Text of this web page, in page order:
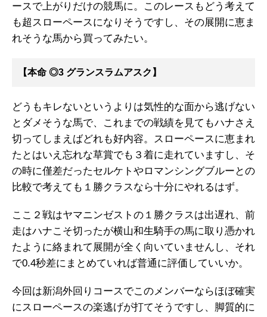
ースで上がりだけの競馬に。このレースもどう考えて
も超スローペースになりそうですし、その展開に恵ま
れそうな馬から買ってみたい。
【本命 ◎3 グランスラムアスク】
どうもキレないというよりは気性的な面から逃げない
とダメそうな馬で、これまでの戦績を見てもハナさえ
切ってしまえばどれも好内容。スローペースに恵まれ
たとはいえ忘れな草賞でも３着に走れていますし、そ
の時に僅差だったセルケトやロマンシングブルーとの
比較で考えても１勝クラスなら十分にやれるはず。
ここ２戦はヤマニンゼストの１勝クラスは出遅れ、前
走はハナこそ切ったが横山和生騎手の馬に取り憑かれ
たように絡まれて展開が全く向いていませんし、それ
で0.4秒差にまとめていれば普通に評価していいか。
今回は新潟外回りコースでこのメンバーならほぼ確実
にスローペースの楽逃げが打てそうですし、脚質的に